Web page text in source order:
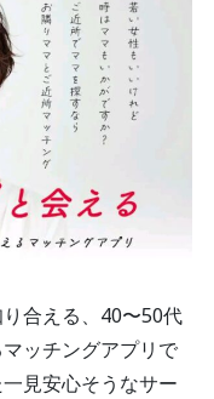
合える、40〜50代
ッチングアプリで
見安心そうなサー